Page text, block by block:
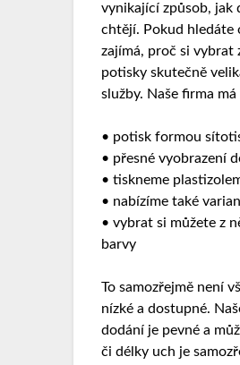
vynikající způsob, jak
chtějí. Pokud hledáte
zajímá, proč si vybrat
potisky skutečně
služby. Naše firma
• potisk formou
• přesné vyobrazení
• tiskneme
• nabízíme také
• vybrat si můžete z
barvy
To samozřejmě není
nízké a dostupné.
dodání je pevné a
či délky uch je